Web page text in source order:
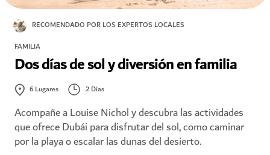
RECOMENDADO POR LOS EXPERTOS LOCALES
FAMILIA
Dos días de sol y diversión en familia
6 Lugares 2 Días
Acompañe a Louise Nichol y descubra las actividades
que ofrece Dubái para disfrutar del sol, como caminar
por la playa o escalar las dunas del desierto.